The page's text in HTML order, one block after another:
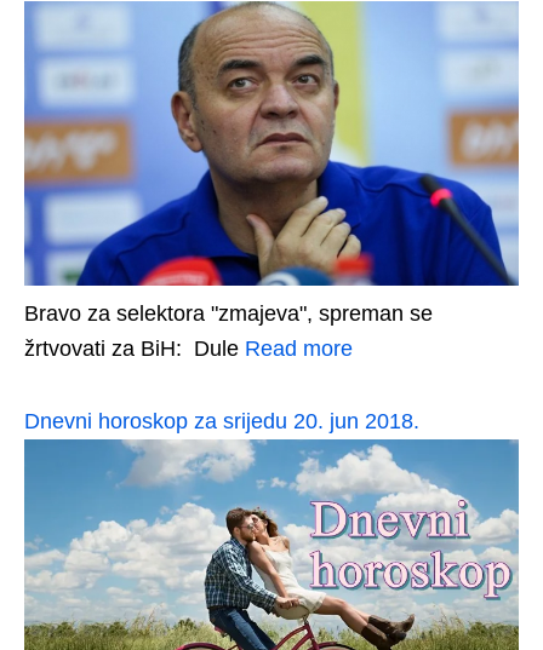
Bravo za selektora "zmajeva", spreman se
žrtvovati za BiH: Dule Read more
Dnevni horoskop za srijedu 20. jun 2018.